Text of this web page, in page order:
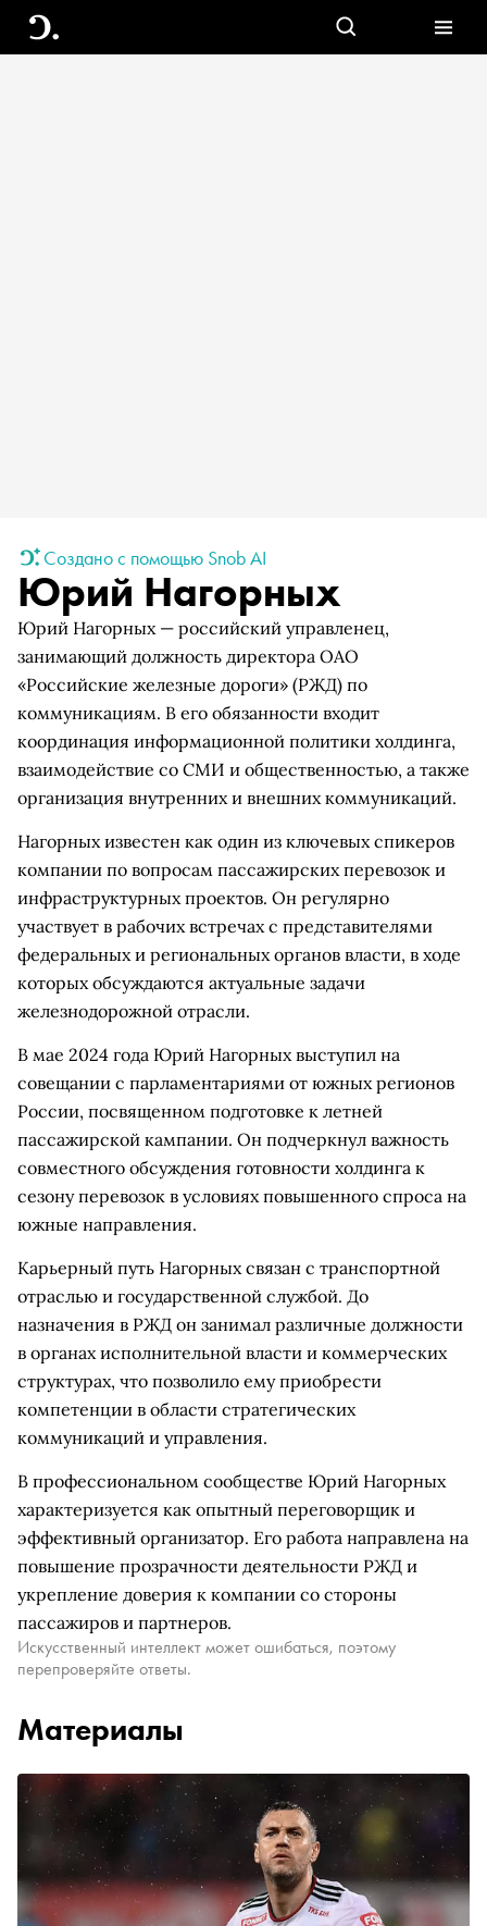
Создано с помощью Snob AI
Юрий Нагорных
Юрий Нагорных — российский управленец,
занимающий должность директора ОАО
«Российские железные дороги» (РЖД) по
коммуникациям. В его обязанности входит
координация информационной политики холдинга,
взаимодействие со СМИ и общественностью, а также
организация внутренних и внешних коммуникаций.
Нагорных известен как один из ключевых спикеров
компании по вопросам пассажирских перевозок и
инфраструктурных проектов. Он регулярно
участвует в рабочих встречах с представителями
федеральных и региональных органов власти, в ходе
которых обсуждаются актуальные задачи
железнодорожной отрасли.
В мае 2024 года Юрий Нагорных выступил на
совещании с парламентариями от южных регионов
России, посвященном подготовке к летней
пассажирской кампании. Он подчеркнул важность
совместного обсуждения готовности холдинга к
сезону перевозок в условиях повышенного спроса на
южные направления.
Карьерный путь Нагорных связан с транспортной
отраслью и государственной службой. До
назначения в РЖД он занимал различные должности
в органах исполнительной власти и коммерческих
структурах, что позволило ему приобрести
компетенции в области стратегических
коммуникаций и управления.
В профессиональном сообществе Юрий Нагорных
характеризуется как опытный переговорщик и
эффективный организатор. Его работа направлена на
повышение прозрачности деятельности РЖД и
укрепление доверия к компании со стороны
пассажиров и партнеров.
Искусственный интеллект может ошибаться, поэтому
перепроверяйте ответы.
Материалы